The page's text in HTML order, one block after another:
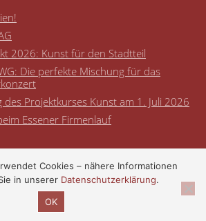
2026: Kunst für den Stadtteil
Die perfekte Mischung für das
des Projektkurses Kunst am 1. Juli 2026
Essener Firmenlauf
Wächtler-Gymnasium
Cookies – nähere Informationen
in unserer Datenschutzerklärung.
OK